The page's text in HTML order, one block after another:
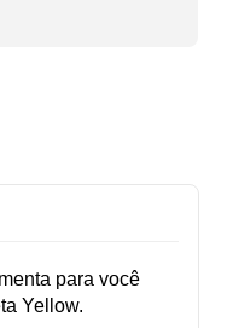
para você
Yellow.